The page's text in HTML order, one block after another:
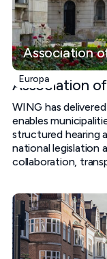
Association
Europa
Association
WING has
enables
structured hearing
national legislation
collaboration,